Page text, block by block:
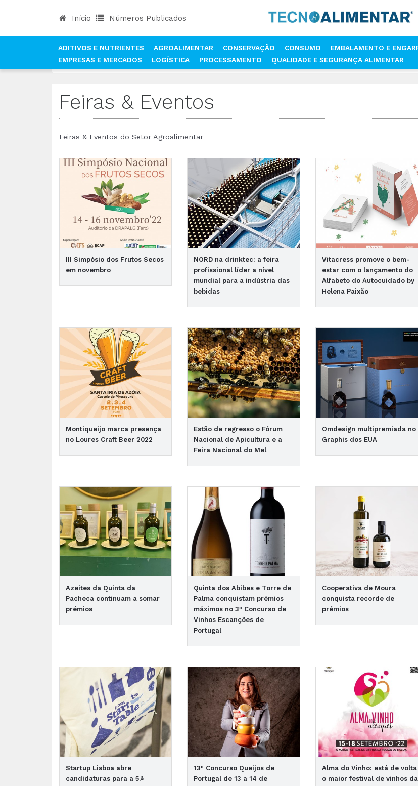
Início Números Publicados
ADITIVOS E NUTRIENTES AGROALIMENTAR CONSERVAÇÃO CONSUMO
EMBALAMENTO E
EMPRESAS E MERCADOS
LOGÍSTICA PROCESSAMENTO QUALIDADE E SEGURANÇA ALIMENTAR
Feiras & Eventos
Feiras & Eventos do Setor Agroalimentar
III Simpósio dos Frutos Secos
em novembro
NORD na drinktec: a feira
profissional líder a nível
mundial para a indústria das
bebidas
Vitacress promove o bem-
estar com o lançamento do
Alfabeto do Autocuidado by
Helena Paixão
Montiqueijo marca presença
no Loures Craft Beer 2022
Estão de regresso o Fórum
Nacional de Apicultura e a
Feira Nacional do Mel
Omdesign multipremiada no
Graphis dos EUA
Azeites da Quinta da
Pacheca continuam a somar
prémios
Quinta dos Abibes e Torre de
Palma conquistam prémios
máximos no 3º Concurso de
Vinhos Escanções de
Portugal
Cooperativa de Moura
conquista recorde de
prémios
Startup Lisboa abre
candidaturas para a 5.ª
13º Concurso Queijos de
Portugal de 13 a 14 de
Alma do Vinho: está de volta
o maior festival de vinhos da